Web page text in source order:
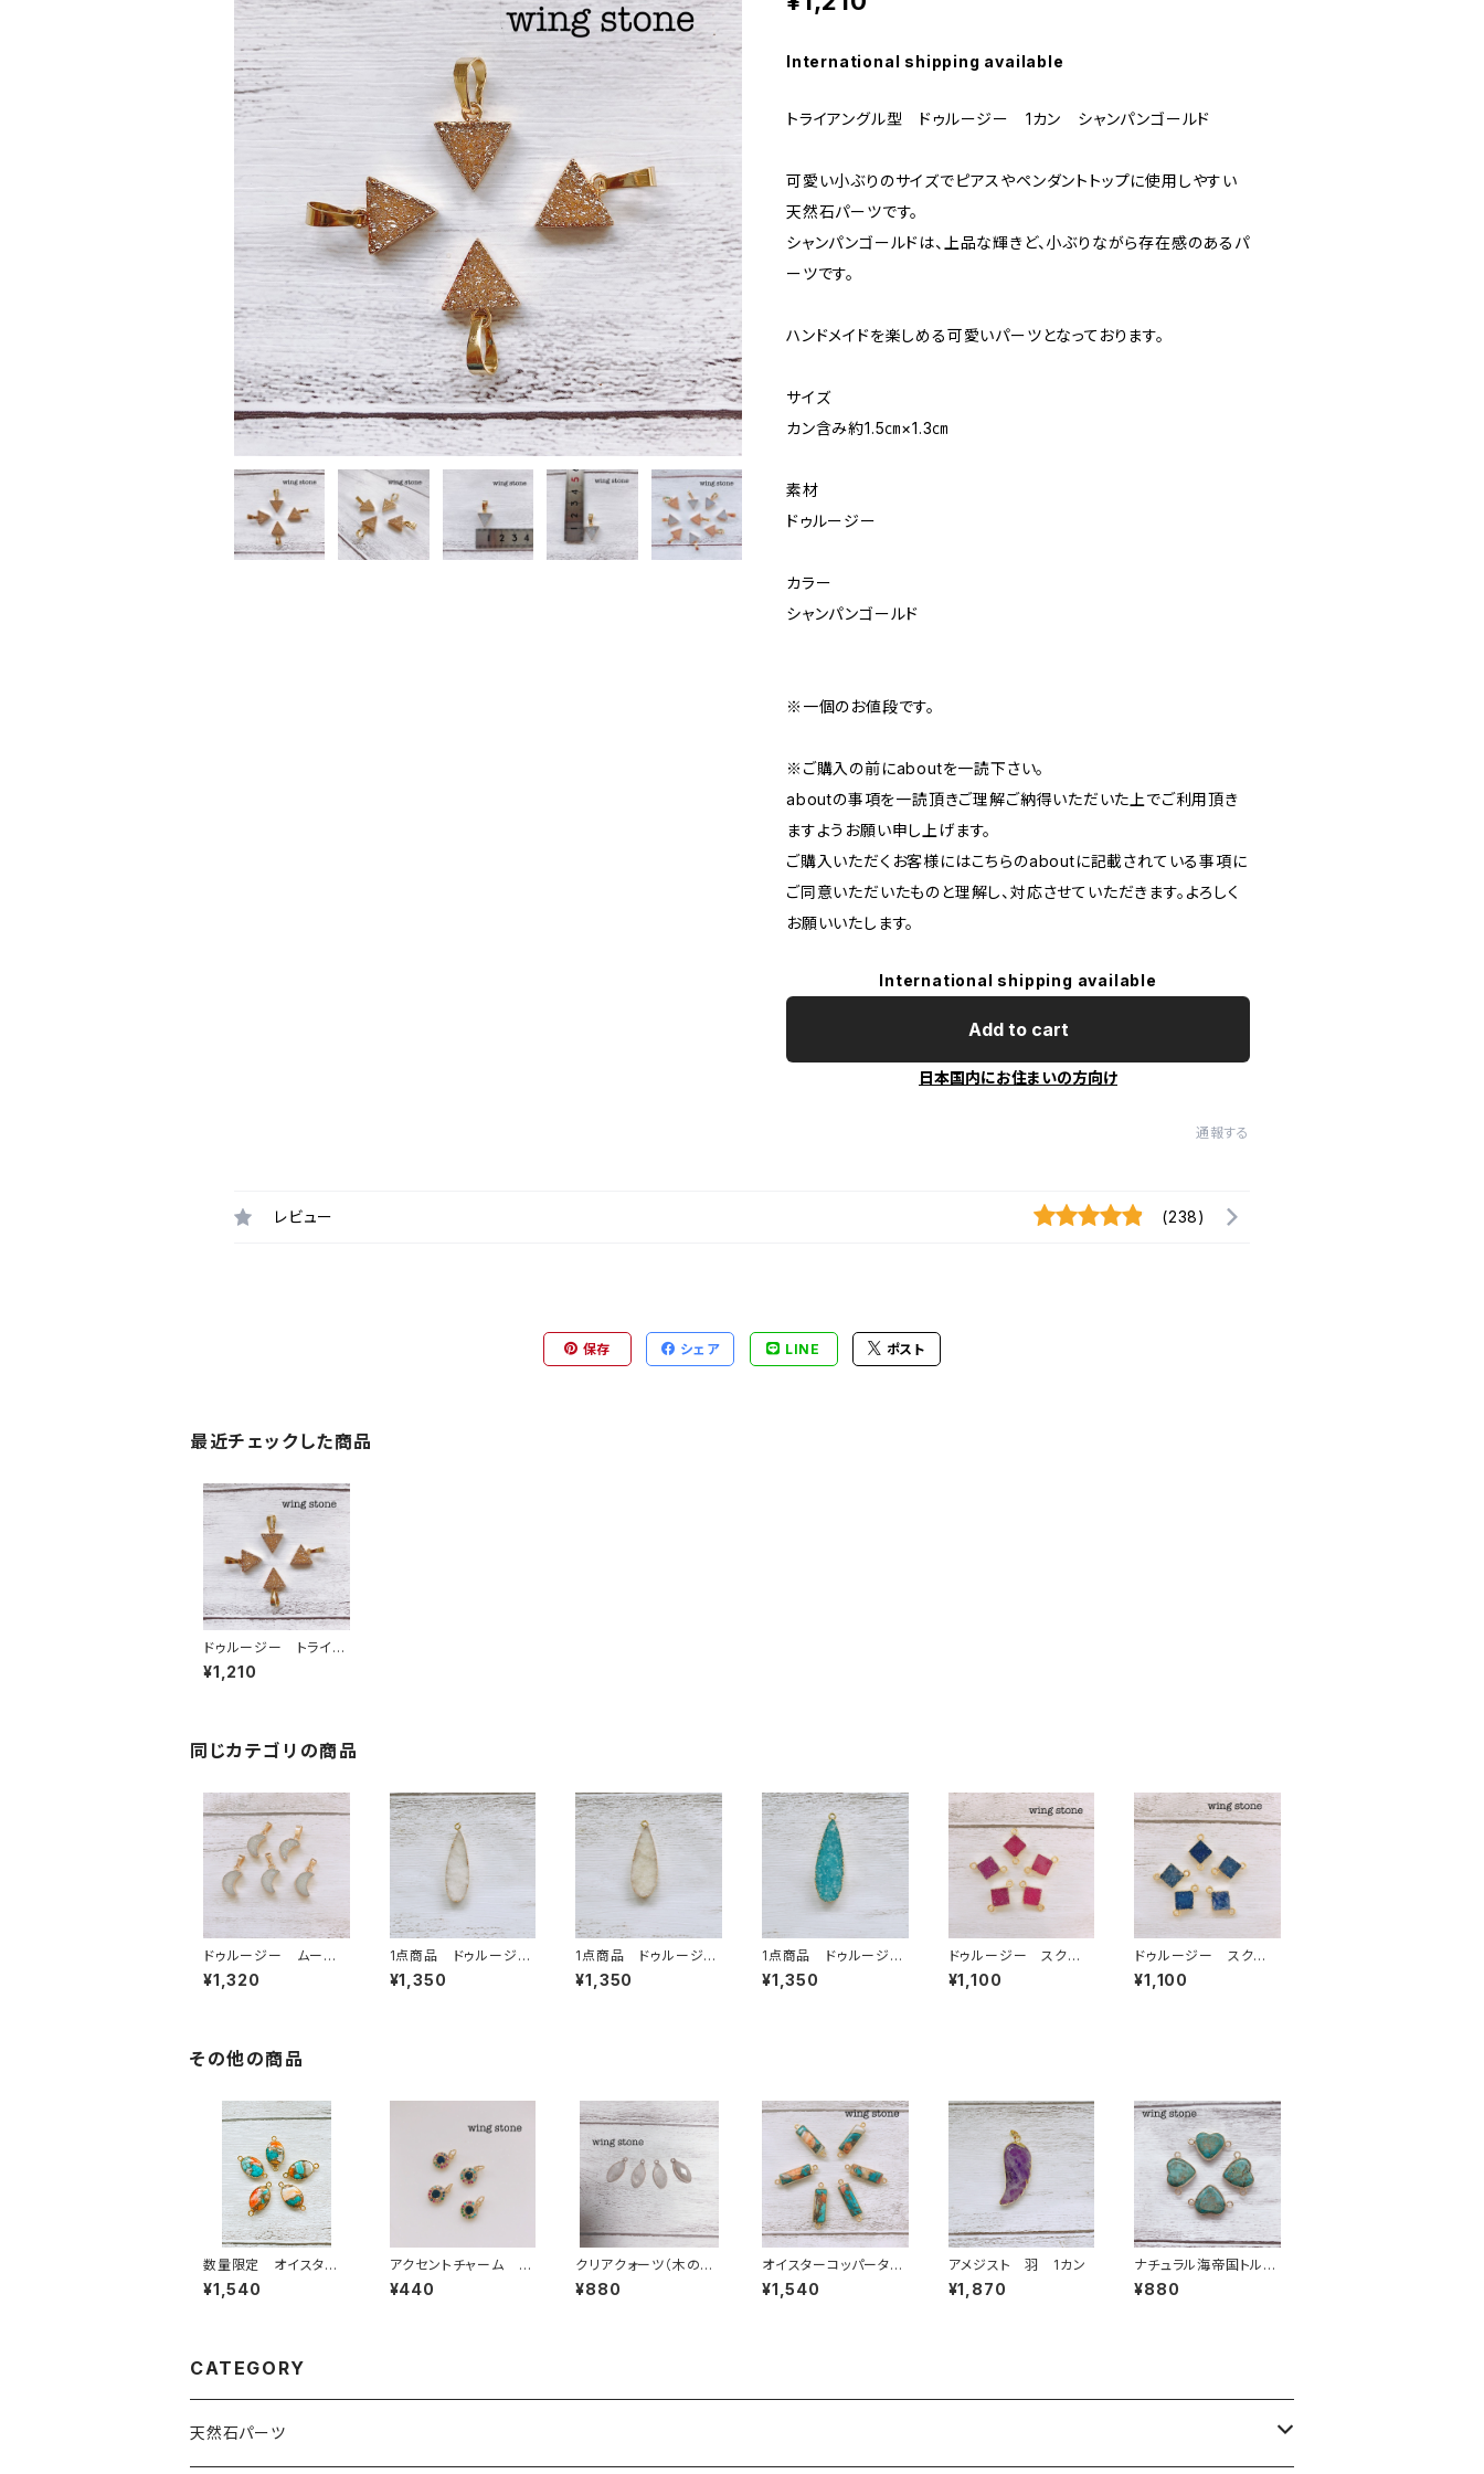
International shipping available
トライアングル型 ドゥルージー 1カン シャンパンゴールド
可愛い小ぶりのサイズでピアスやペンダントトップに使用しやすい
天然石パーツです。
シャンパンゴールドは、上品な輝きど、小ぶりながら存在感のあるパ
ーツです。
ハンドメイドを楽しめる可愛いパーツとなっております。
サイズ
カン含み約1.5㎝×1.3㎝
素材
ドゥルージー
カラー
シャンパンゴールド
※一個のお値段です。
※ご購入の前にaboutを一読下さい。
aboutの事項を一読頂きご理解ご納得いただいた上でご利用頂き
ますようお願い申し上げます。
ご購入いただくお客様にはこちらのaboutに記載されている事項に
ご同意いただいたものと理解し、対応させていただきます。よろしく
お願いいたします。
International shipping available
Add to cart
日本国内にお住まいの方向け
通報する
レビュー (238)
保存 シェア LINE ポスト
最近チェックした商品
ドゥルージー トライア
ングル型 シャンパンゴ
ールド
¥1,210
同じカテゴリの商品
ドゥルージー ムーン
型 1カン ホワイト
¥1,320
1点商品 ドゥルージ
ー ホワイト ①
¥1,350
1点商品 ドゥルージ
ー ホワイト③
¥1,350
1点商品 ドゥルージ
ー アクアカラー ③
¥1,350
ドゥルージー スクエ
ア型 レッド 2カン
¥1,100
ドゥルージー スクエ
ア型 ブルー 2カン
¥1,100
その他の商品
数量限定 オイスター
コッパーターコイズ 2
カン オーバル型
¥1,540
アクセントチャーム カ
ラフル
¥440
クリアクォーツ（木の葉
型）１カン
¥880
オイスターコッパーター
コイズ 2カン バータ
イプ
¥1,540
アメジスト 羽 1カン
¥1,870
ナチュラル海帝国トルコ
石 2カン ブルー（ハ
ート型）
¥880
CATEGORY
天然石パーツ